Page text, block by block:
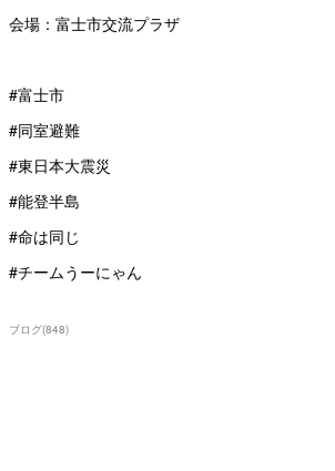
会場：富士市交流プラザ
#富士市
#同室避難
#東日本大震災
#能登半島
#命は同じ
#チームうーにゃん
ブログ(848)